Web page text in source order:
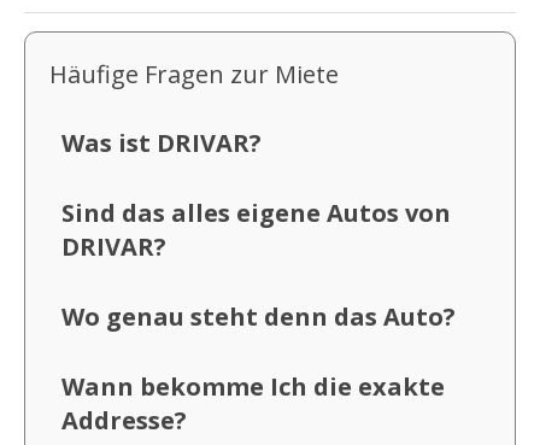
Häufige Fragen zur Miete
Was ist DRIVAR?
Sind das alles eigene Autos von
DRIVAR?
Wo genau steht denn das Auto?
Wann bekomme Ich die exakte
Addresse?